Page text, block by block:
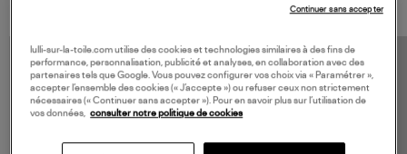
lulli-sur-la-toile.com utilise des cookies et technologies similaires à des fins de
performance, personnalisation, publicité et analyses, en collaboration avec des
partenaires tels que Google. Vous pouvez configurer vos choix via « Paramétrer »,
accepter l’ensemble des cookies (« J’accepte ») ou refuser ceux non strictement
nécessaires (« Continuer sans accepter »). Pour en savoir plus sur l’utilisation de
vos données, consulter notre politique de cookies
Continuer sans accepter